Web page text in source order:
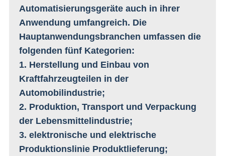
Automatisierungsgeräte auch in ihrer
Anwendung umfangreich. Die
Hauptanwendungsbranchen umfassen die
folgenden fünf Kategorien:
1. Herstellung und Einbau von
Kraftfahrzeugteilen in der
Automobilindustrie;
2. Produktion, Transport und Verpackung
der Lebensmittelindustrie;
3. elektronische und elektrische
Produktionslinie Produktlieferung;